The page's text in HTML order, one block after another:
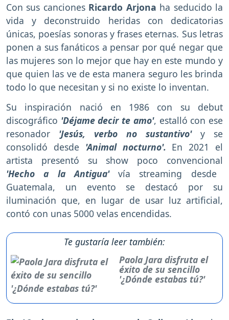
Con sus cancionesRicardo Arjona ha seducido la
vida y deconstruido heridas con dedicatorias
únicas, poesías sonoras y frases eternas. Sus letras
ponen a sus fanáticos a pensar por qué negar que
las mujeres son lo mejor que hay en este mundo y
que quien las ve de esta manera seguro les brinda
todo lo que necesitan y si no existe lo inventan.
Su inspiración nació en 1986 con su debut
discográfico 'Déjame decir te amo', estalló con ese
resonador 'Jesús, verbo no sustantivo'y se
consolidó desde 'Animal nocturno'. En 2021 el
artista presentó su show poco convencional
'Hecho a la Antigua'vía streaming desde
Guatemala, un evento se destacó por su
iluminación que, en lugar de usar luz artificial,
contó con unas 5000 velas encendidas.
Te gustaría leer también:
Paola Jara disfruta el
éxito de su sencillo
'¿Dónde estabas tú?'